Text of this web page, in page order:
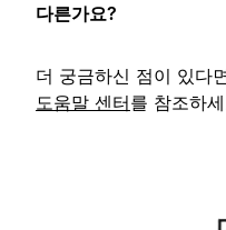
다른가요?
더 궁금하신 점이 있다
도움말 센터를 참조하